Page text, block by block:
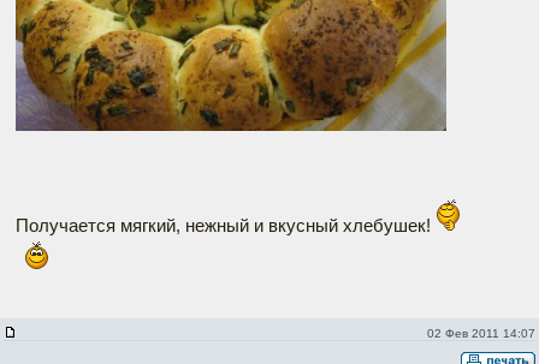
Получается мягкий, нежный и вкусный хлебушек!
02 Фев 2011 14:07